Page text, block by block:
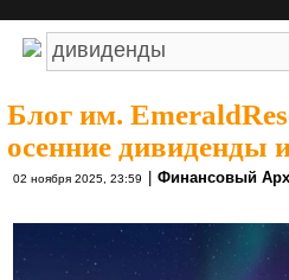
Блог им.
осенние дивиденды
02 ноября 2025, 23:59 Финансовый